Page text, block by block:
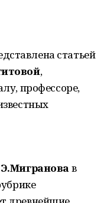
статьей
,
профессоре,
Э.Мигранова в